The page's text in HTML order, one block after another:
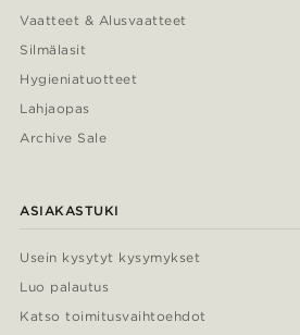
Vaatteet & Alusvaatteet
Silmälasit
Hygieniatuotteet
Lahjaopas
Archive Sale
ASIAKASTUKI
Usein kysytyt kysymykset
Luo palautus
Katso toimitusvaihtoehdot